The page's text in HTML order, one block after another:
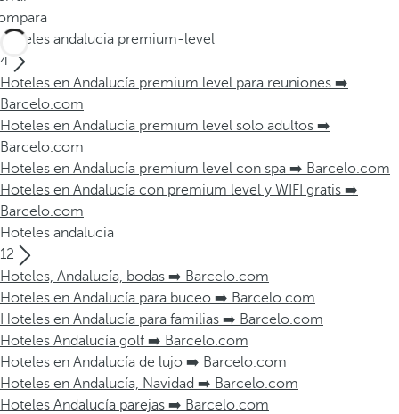
Hoteles andalucia premium-level
4
Hoteles en Andalucía premium level para reuniones ➡️
Barcelo.com
Hoteles en Andalucía premium level solo adultos ➡️
Barcelo.com
Hoteles en Andalucía premium level con spa ➡️ Barcelo.com
Hoteles en Andalucía con premium level y WIFI gratis ➡️
Barcelo.com
Hoteles andalucia
12
Hoteles, Andalucía, bodas ➡️ Barcelo.com
Hoteles en Andalucía para buceo ➡️ Barcelo.com
Hoteles en Andalucía para familias ➡️ Barcelo.com
Hoteles Andalucía golf ➡️ Barcelo.com
Hoteles en Andalucía de lujo ➡️ Barcelo.com
Hoteles en Andalucía, Navidad ➡️ Barcelo.com
Hoteles Andalucía parejas ➡️ Barcelo.com